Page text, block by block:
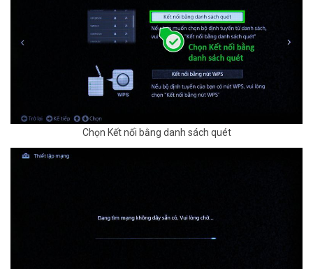
Chọn Kết nối bằng danh sách quét